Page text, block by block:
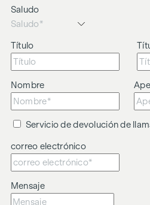
Saludo
Título
Nombre
Servicio de devolución de
correo electrónico
Mensaje